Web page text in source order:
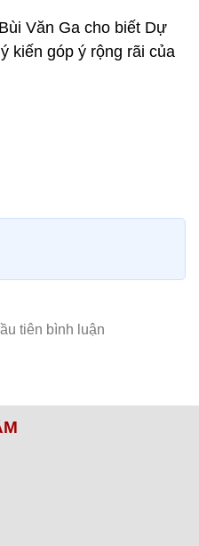
Văn Ga cho biết Dự
kiến góp ý rộng rãi của